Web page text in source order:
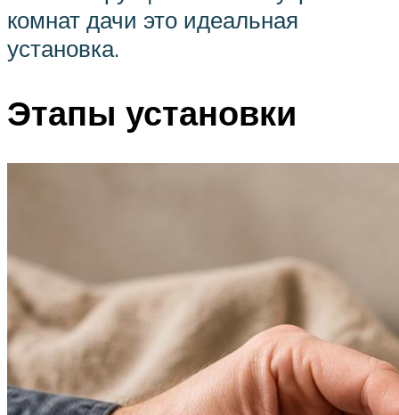
комнат дачи это идеальная
установка.
Этапы установки